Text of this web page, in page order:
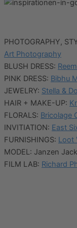
PHOTOGRAPHY,
Art Photography
BLUSH DRESS:
PINK DRESS: Bibhu
JEWELRY: Stella &
HAIR + MAKE-UP:
FLORALS: Bricolage
INVITIATION: East
FURNISHINGS: Loot
MODEL: Janzen
FILM LAB: Richard